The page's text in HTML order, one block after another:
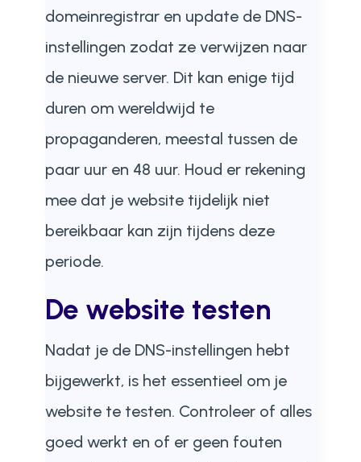
domeinregistrar en update de DNS-
instellingen zodat ze verwijzen naar
de nieuwe server. Dit kan enige tijd
duren om wereldwijd te
propaganderen, meestal tussen de
paar uur en 48 uur. Houd er rekening
mee dat je website tijdelijk niet
bereikbaar kan zijn tijdens deze
periode.
De website testen
Nadat je de DNS-instellingen hebt
bijgewerkt, is het essentieel om je
website te testen. Controleer of alles
goed werkt en of er geen fouten